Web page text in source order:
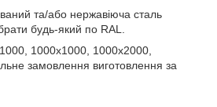
та/або нержавіюча сталь
будь-який по RAL.
1000х1000, 1000х2000,
замовлення виготовлення за